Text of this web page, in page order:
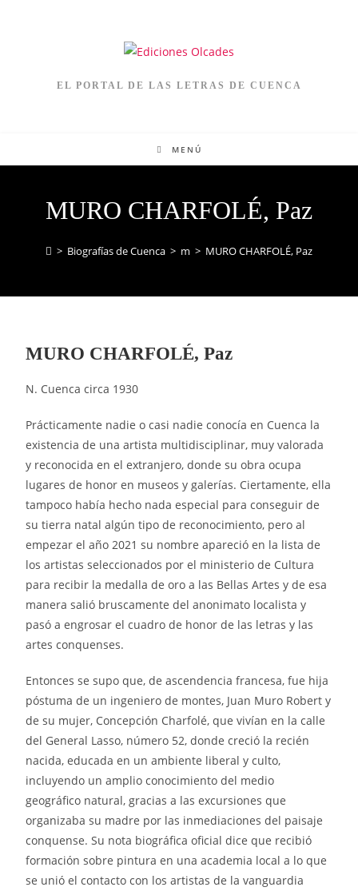
EL PORTAL DE LAS LETRAS DE CUENCA
MENÚ
MURO CHARFOLÉ, Paz
> Biografías de Cuenca > m > MURO CHARFOLÉ, Paz
MURO CHARFOLÉ, Paz
N. Cuenca circa 1930
Prácticamente nadie o casi nadie conocía en Cuenca la
existencia de una artista multidisciplinar, muy valorada
y reconocida en el extranjero, donde su obra ocupa
lugares de honor en museos y galerías. Ciertamente, ella
tampoco había hecho nada especial para conseguir de
su tierra natal algún tipo de reconocimiento, pero al
empezar el año 2021 su nombre apareció en la lista de
los artistas seleccionados por el ministerio de Cultura
para recibir la medalla de oro a las Bellas Artes y de esa
manera salió bruscamente del anonimato localista y
pasó a engrosar el cuadro de honor de las letras y las
artes conquenses.
Entonces se supo que, de ascendencia francesa, fue hija
póstuma de un ingeniero de montes, Juan Muro Robert y
de su mujer, Concepción Charfolé, que vivían en la calle
del General Lasso, número 52, donde creció la recién
nacida, educada en un ambiente liberal y culto,
incluyendo un amplio conocimiento del medio
geográfico natural, gracias a las excursiones que
organizaba su madre por las inmediaciones del paisaje
conquense. Su nota biográfica oficial dice que recibió
formación sobre pintura en una academia local a lo que
se unió el contacto con los artistas de la vanguardia